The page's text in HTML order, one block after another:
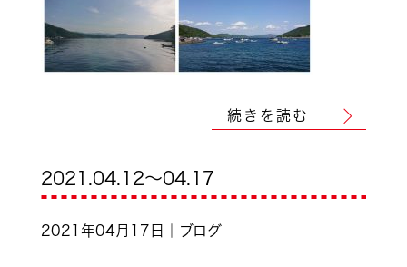
続きを読む
2021.04.12～04.17
2021年04月17日｜ブログ